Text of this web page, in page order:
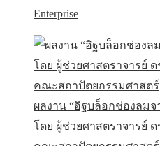
Enterprise
ผลงาน “อิฐบล็อกช่องลม
โดย ผู้ช่วยศาสตราจารย์